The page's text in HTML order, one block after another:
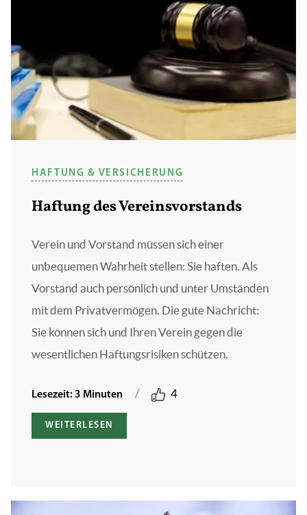
HAFTUNG & VERSICHERUNG
Haftung des Vereinsvorstands
Verein und Vorstand müssen sich einer
unbequemen Wahrheit stellen: Sie haften. Als
Vorstand auch persönlich und unter Umständen
mit dem Privatvermögen. Die gute Nachricht:
Sie können sich und Ihren Verein gegen die
wesentlichen Haftungsrisiken schützen.
Lesezeit: 3 Minuten / 4
WEITERLESEN